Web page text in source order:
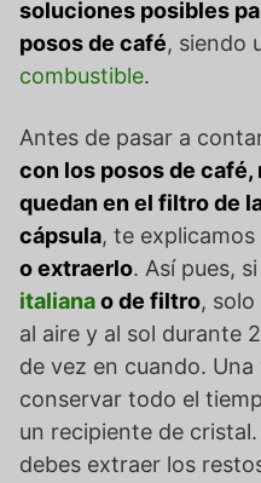
soluciones posibles
posos de café, siendo
combustible.
Antes de pasar a
con los posos de café,
quedan en el filtro de
cápsula, te explicamos
o extraerlo. Así pues,
italianao de filtro,
al aire y al sol durante
de vez en cuando.
conservar todo el
un recipiente de cristal.
debes extraer los